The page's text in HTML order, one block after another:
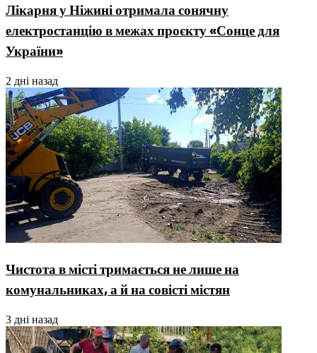
Лікарня у Ніжині отримала сонячну
електростанцію в межах проєкту «Сонце для
України»
2 дні назад
Чистота в місті тримається не лише на
комунальниках, а й на совісті містян
3 дні назад